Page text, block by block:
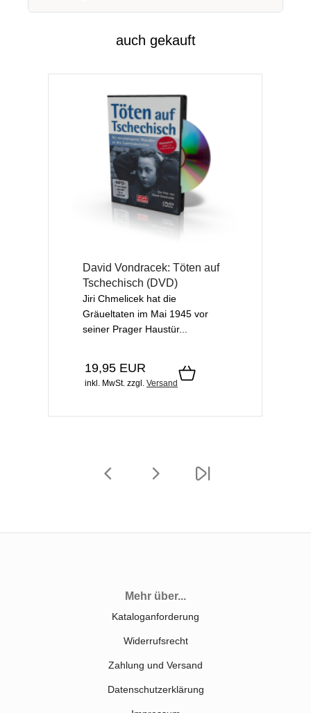
auch gekauft
David Vondracek: Töten auf
Tschechisch (DVD)
Jiri Chmelicek hat die
Gräueltaten im Mai 1945 vor
seiner Prager Haustür...
19,95 EUR
inkl. MwSt. zzgl. Versand
Mehr über...
Kataloganforderung
Widerrufsrecht
Zahlung und Versand
Datenschutzerklärung